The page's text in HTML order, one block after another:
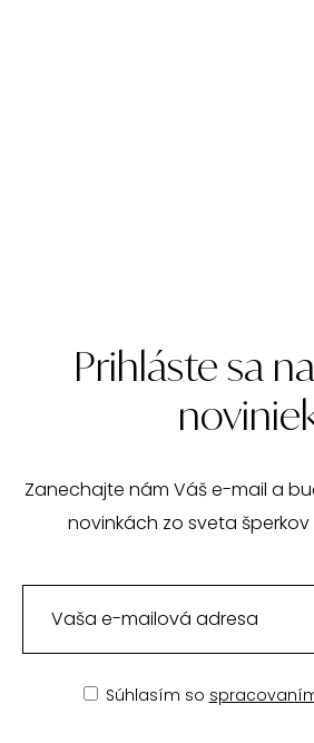
Prihláste sa
Zanechajte nám Váš e-mail a
novinkách zo sveta
Súhlasím so